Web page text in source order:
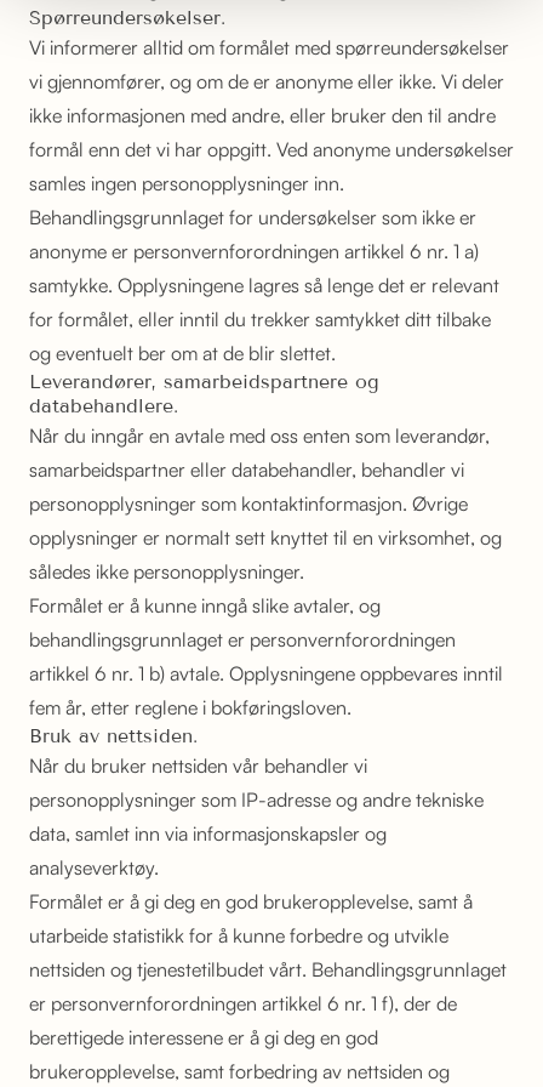
Spørreundersøkelser.
Vi informerer alltid om formålet med spørreundersøkelser
vi gjennomfører, og om de er anonyme eller ikke. Vi deler
ikke informasjonen med andre, eller bruker den til andre
formål enn det vi har oppgitt. Ved anonyme undersøkelser
samles ingen personopplysninger inn.
Behandlingsgrunnlaget for undersøkelser som ikke er
anonyme er personvernforordningen artikkel 6 nr. 1 a)
samtykke. Opplysningene lagres så lenge det er relevant
for formålet, eller inntil du trekker samtykket ditt tilbake
og eventuelt ber om at de blir slettet.
Leverandører, samarbeidspartnere og
databehandlere.
Når du inngår en avtale med oss enten som leverandør,
samarbeidspartner eller databehandler, behandler vi
personopplysninger som kontaktinformasjon. Øvrige
opplysninger er normalt sett knyttet til en virksomhet, og
således ikke personopplysninger.
Formålet er å kunne inngå slike avtaler, og
behandlingsgrunnlaget er personvernforordningen
artikkel 6 nr. 1 b) avtale. Opplysningene oppbevares inntil
fem år, etter reglene i bokføringsloven.
Bruk av nettsiden.
Når du bruker nettsiden vår behandler vi
personopplysninger som IP-adresse og andre tekniske
data, samlet inn via informasjonskapsler og
analyseverktøy.
Formålet er å gi deg en god brukeropplevelse, samt å
utarbeide statistikk for å kunne forbedre og utvikle
nettsiden og tjenestetilbudet vårt. Behandlingsgrunnlaget
er personvernforordningen artikkel 6 nr. 1 f), der de
berettigede interessene er å gi deg en god
brukeropplevelse, samt forbedring av nettsiden og